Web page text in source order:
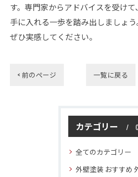
す。専門家からアドバイスを受け
手に入れる一歩を踏み出しましょ
ぜひ実感してください。
< 前のページ 一覧に戻る
カテゴリー
全てのカテゴリー
外壁塗装 おすすめ